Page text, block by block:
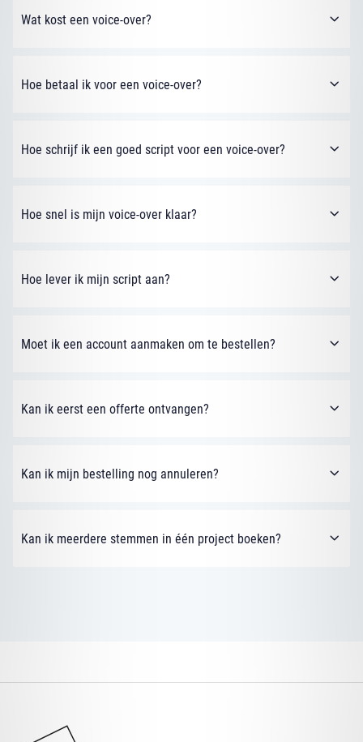
Wat kost een voice-over?
Hoe betaal ik voor een voice-over?
Hoe schrijf ik een goed script voor een voice-over?
Hoe snel is mijn voice-over klaar?
Hoe lever ik mijn script aan?
Moet ik een account aanmaken om te bestellen?
Kan ik eerst een offerte ontvangen?
Kan ik mijn bestelling nog annuleren?
Kan ik meerdere stemmen in één project boeken?